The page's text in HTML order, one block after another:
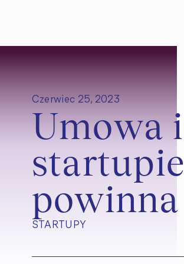
Czerwiec 25, 2023
Umowa i
startupie
powinna
STARTUPY